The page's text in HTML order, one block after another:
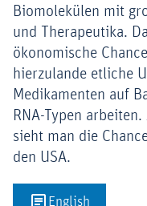
Medien
Biomolekülen mit
und Therapeutika.
ökonomische
hierzulande etliche
Medikamenten auf
RNA-Typen
sieht man die
den USA.
English